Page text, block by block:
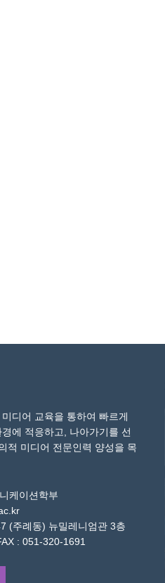
디어 교육을 통하여 빠르게
에 적응하고, 나아가기를 선
적 미디어 전문인력 양성을 목
케이션학부
(주례동) 뉴밀레니엄관 3층
: 051-320-1691